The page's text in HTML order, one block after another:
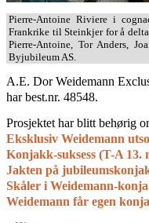
Pierre-Antoine Riviere i
Frankrike til Steinkjer for å
Pierre-Antoine, Tor Anders,
Byjubileum AS.
A.E. Dor Weidemann
har best.nr. 48548.
Prosjektet har blitt behørig
Eksklusiv Weidemann
Konjakk-suksess (T-A 13.
Jakten på
Skåler i Weidemann-
Weidemann får egen